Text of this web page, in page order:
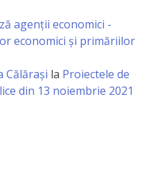
agenţii economici -
economici și primăriilor
Călărași la Proiectele de
din 13 noiembrie 2021